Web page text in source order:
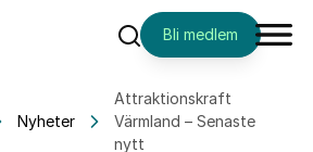
SökBli medlem
Nyheter
Attraktionskraft
Värmland – Senaste
nytt